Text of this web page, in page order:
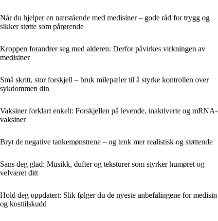
Når du hjelper en nærstående med medisiner – gode råd for trygg og
sikker støtte som pårørende
Kroppen forandrer seg med alderen: Derfor påvirkes virkningen av
medisiner
Små skritt, stor forskjell – bruk milepæler til å styrke kontrollen over
sykdommen din
Vaksiner forklart enkelt: Forskjellen på levende, inaktiverte og mRNA-
vaksiner
Bryt de negative tankemønstrene – og tenk mer realistisk og støttende
Sans deg glad: Musikk, dufter og teksturer som styrker humøret og
velværet ditt
Hold deg oppdatert: Slik følger du de nyeste anbefalingene for medisin
og kosttilskudd